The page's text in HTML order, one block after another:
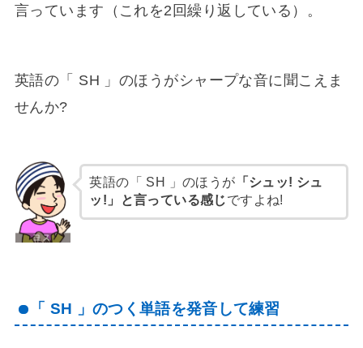
ヤ
言っています（これを2回繰り返している）。
英語の「 SH 」のほうがシャープな音に聞こえま
せんか?
英語の「 SH 」のほうが 「シュッ! シュ
ッ!」と言っている感じですよね!
「 SH 」のつく単語を発音して練習